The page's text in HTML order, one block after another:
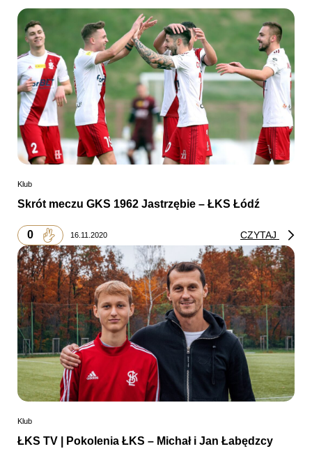
Klub
Skrót meczu GKS 1962 Jastrzębie – ŁKS Łódź
0 16.11.2020 CZYTAJ
Klub
ŁKS TV | Pokolenia ŁKS – Michał i Jan Łabędzcy